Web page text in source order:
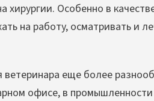
хирургии. Особенно в
на работу, осматривать и
еще более
офисе, в